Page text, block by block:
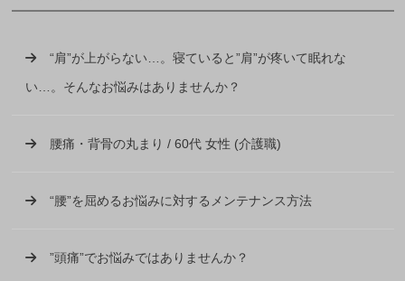
“肩”が上がらない…。寝ていると”肩”が疼いて眠れな
い…。そんなお悩みはありませんか？
腰痛・背骨の丸まり / 60代 女性 (介護職)
“腰”を屈めるお悩みに対するメンテナンス方法
”頭痛”でお悩みではありませんか？